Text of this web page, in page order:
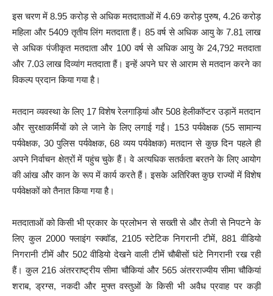
इस चरण में 8.95 करोड़ से अधिक मतदाताओं में 4.69 करोड़ पुरुष, 4.26 करोड़
महिला और 5409 तृतीय लिंग मतदाता हैं। 85 वर्ष से अधिक आयु के 7.81 लाख
से अधिक पंजीकृत मतदाता और 100 वर्ष से अधिक आयु के 24,792 मतदाता
और 7.03 लाख दिव्यांग मतदाता हैं। इन्हें अपने घर से आराम से मतदान करने का
विकल्प प्रदान किया गया है।
मतदान व्यवस्था के लिए 17 विशेष रेलगाड़ियां और 508 हेलीकॉप्टर उड़ानें मतदान
और सुरक्षाकर्मियों को ले जाने के लिए लगाई गईं। 153 पर्यवेक्षक (55 सामान्य
पर्यवेक्षक, 30 पुलिस पर्यवेक्षक, 68 व्यय पर्यवेक्षक) मतदान से कुछ दिन पहले ही
अपने निर्वाचन क्षेत्रों में पहुंच चुके हैं। वे अत्यधिक सतर्कता बरतने के लिए आयोग
की आंख और कान के रूप में कार्य करते हैं। इसके अतिरिक्त कुछ राज्यों में विशेष
पर्यवेक्षकों को तैनात किया गया है।
मतदाताओं को किसी भी प्रकार के प्रलोभन से सख्ती से और तेजी से निपटने के
लिए कुल 2000 फ्लाइंग स्क्वॉड, 2105 स्टेटिक निगरानी टीमें, 881 वीडियो
निगरानी टीमें और 502 वीडियो देखने वाली टीमें चौबीसों घंटे निगरानी रख रही
हैं। कुल 216 अंतरराष्ट्रीय सीमा चौकियां और 565 अंतरराज्यीय सीमा चौकियां
शराब, ड्रग्स, नकदी और मुफ्त वस्तुओं के किसी भी अवैध प्रवाह पर कड़ी